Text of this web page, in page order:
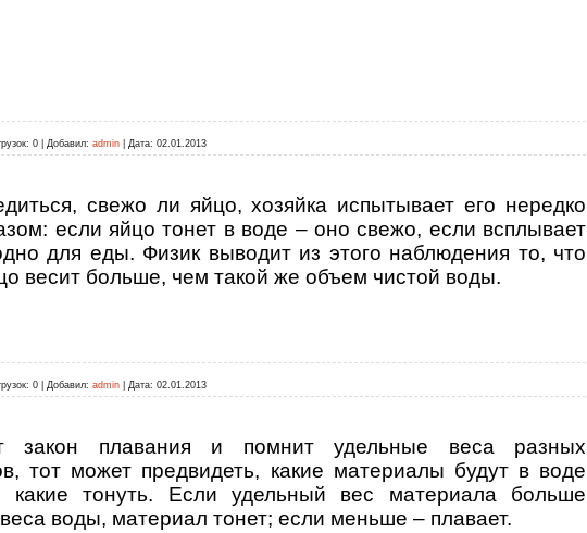
0 Добавил: admin Дата: 02.01.2013
свежо ли яйцо, хозяйка испытывает его нередко
если яйцо тонет в воде – оно свежо, если всплывает
для еды. Физик выводит из этого наблюдения то, что
весит больше, чем такой же объем чистой воды.
0 Добавил: admin Дата: 02.01.2013
закон плавания и помнит удельные веса разных
тот может предвидеть, какие материалы будут в воде
какие тонуть. Если удельный вес материала больше
воды, материал тонет; если меньше – плавает.